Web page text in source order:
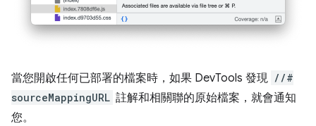
當您開啟任何已部署的檔案時，如果 DevTools 發現 //#
sourceMappingURL 註解和相關聯的原始檔案，就會通知
您。